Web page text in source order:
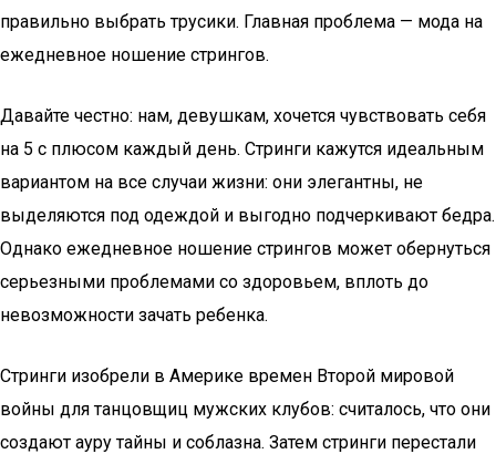
правильно выбрать трусики. Главная проблема — мода на
ежедневное ношение стрингов.
Давайте честно: нам, девушкам, хочется чувствовать себя
на 5 с плюсом каждый день. Стринги кажутся идеальным
вариантом на все случаи жизни: они элегантны, не
выделяются под одеждой и выгодно подчеркивают бедра.
Однако ежедневное ношение стрингов может обернуться
серьезными проблемами со здоровьем, вплоть до
невозможности зачать ребенка.
Стринги изобрели в Америке времен Второй мировой
войны для танцовщиц мужских клубов: считалось, что они
создают ауру тайны и соблазна. Затем стринги перестали